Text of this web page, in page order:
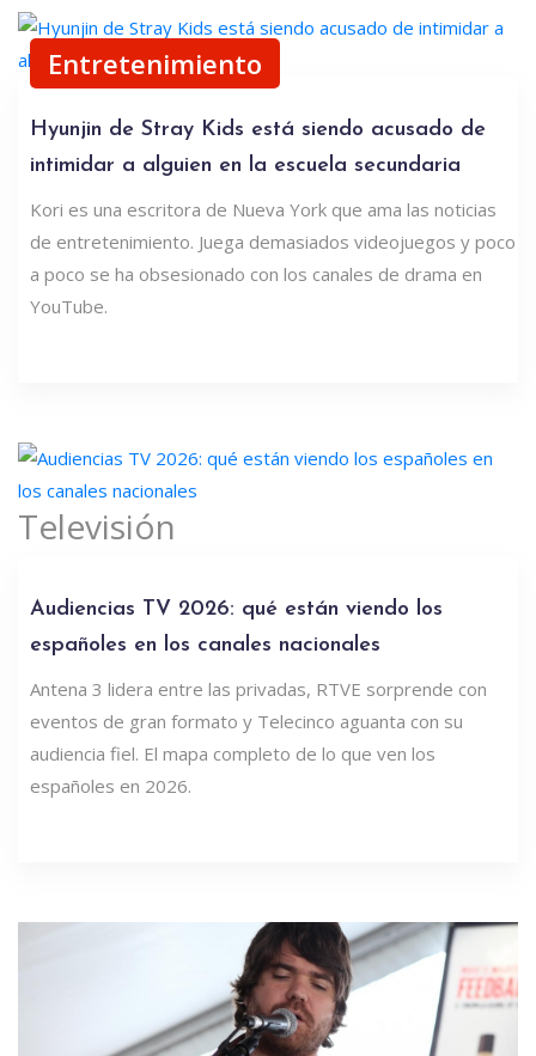
Entretenimiento
Hyunjin de Stray Kids está siendo acusado de
intimidar a alguien en la escuela secundaria
Kori es una escritora de Nueva York que ama las noticias
de entretenimiento. Juega demasiados videojuegos y poco
a poco se ha obsesionado con los canales de drama en
YouTube.
Televisión
Audiencias TV 2026: qué están viendo los
españoles en los canales nacionales
Antena 3 lidera entre las privadas, RTVE sorprende con
eventos de gran formato y Telecinco aguanta con su
audiencia fiel. El mapa completo de lo que ven los
españoles en 2026.